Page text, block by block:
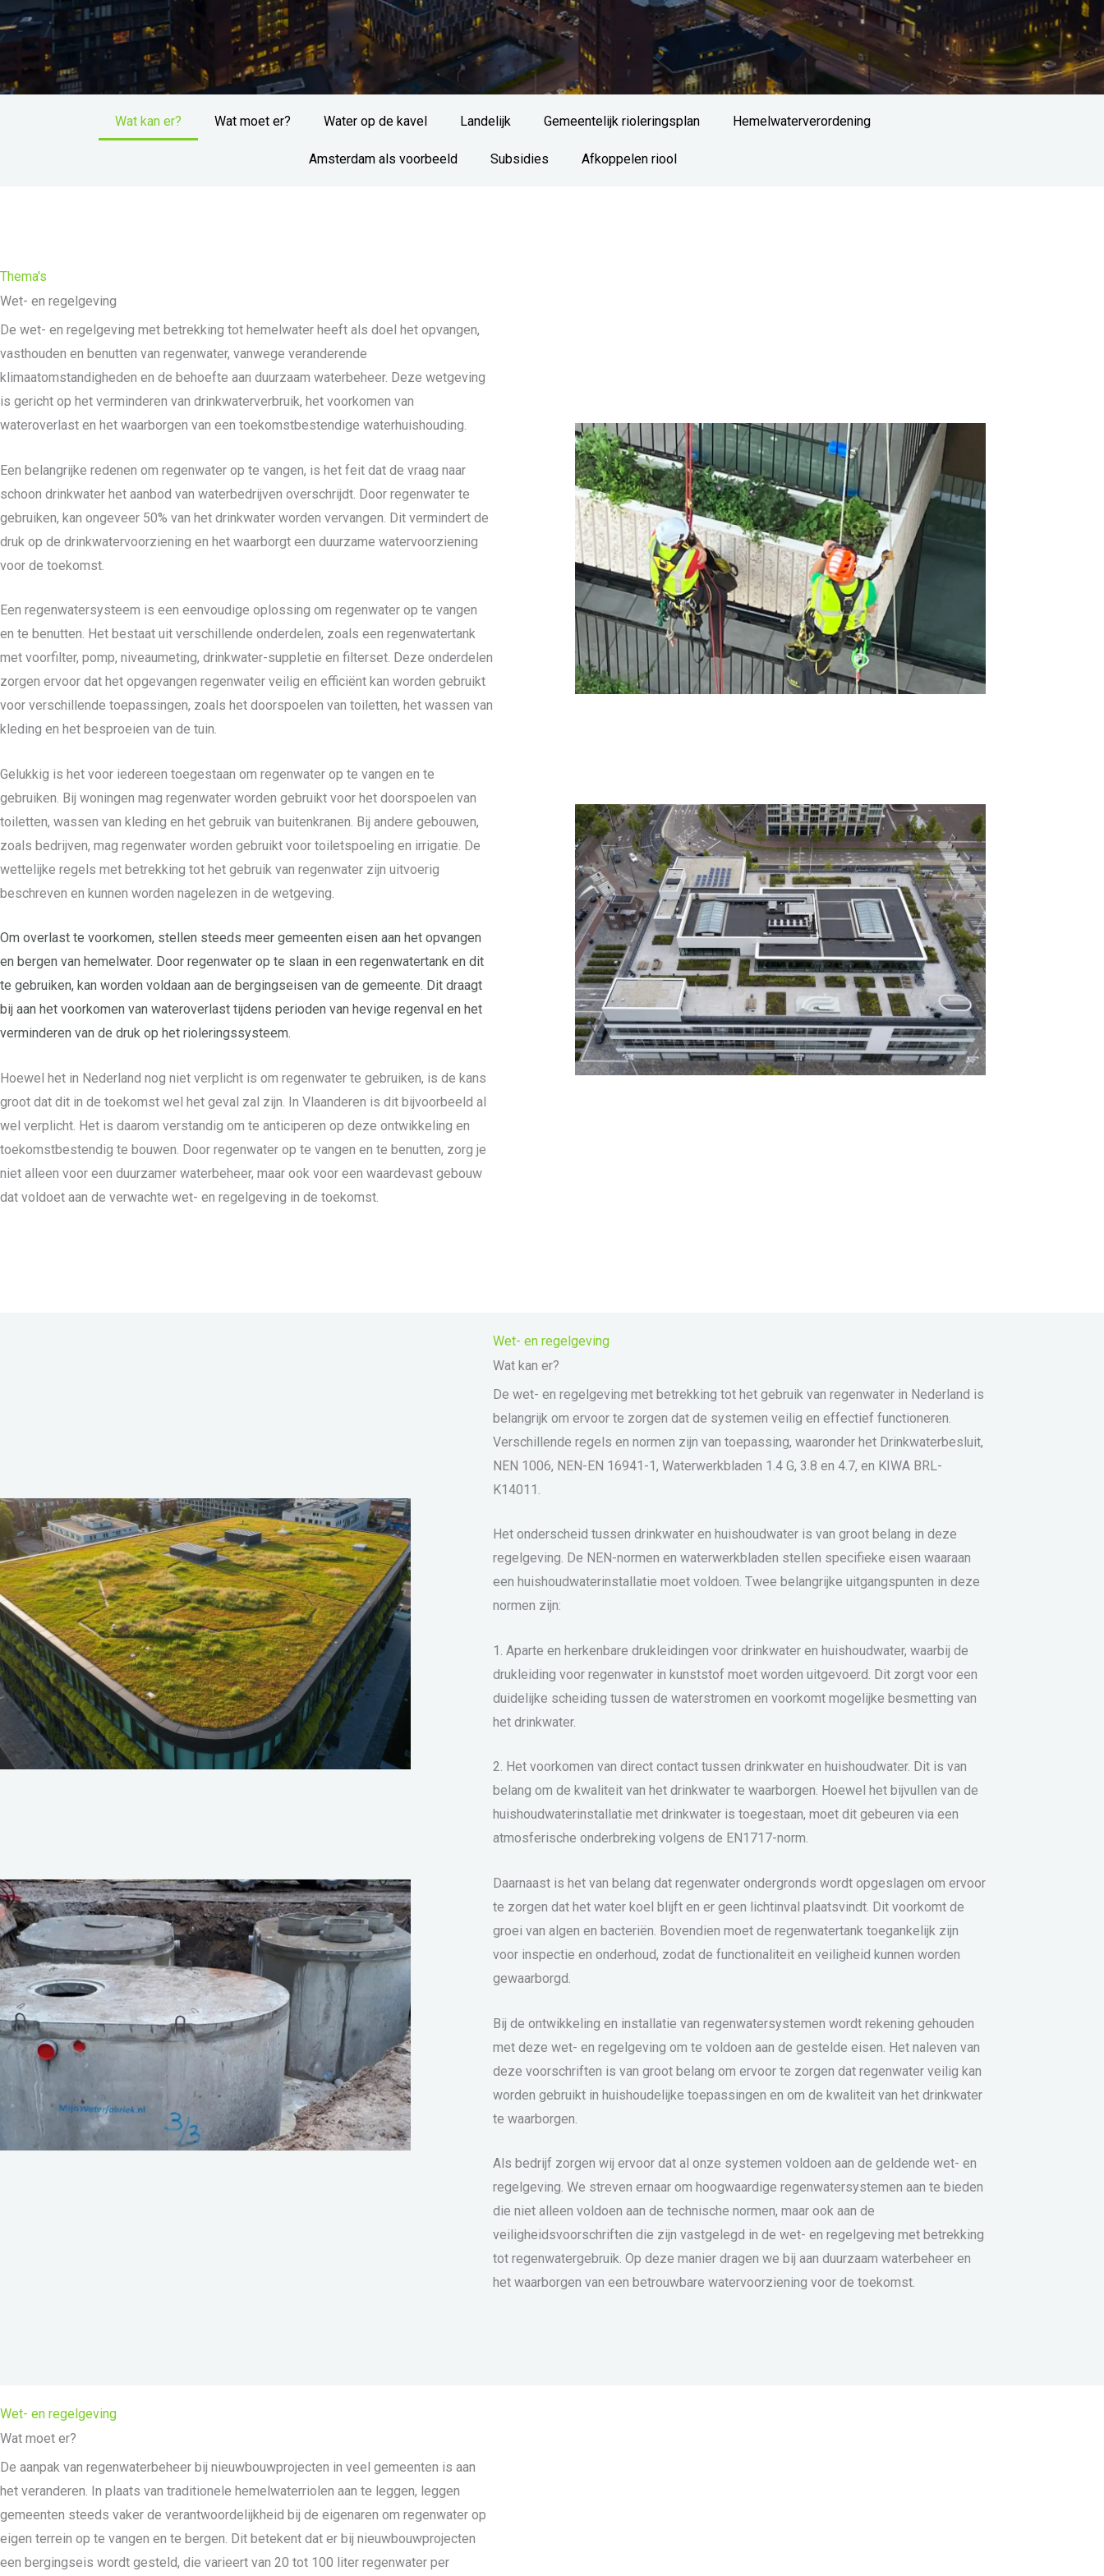
Wat kan er? Wat moet er? Water op de kavel Landelijk Gemeentelijk rioleringsplan Hemelwaterverordening
Amsterdam als voorbeeld Subsidies Afkoppelen riool
Thema's
Wet- en regelgeving
De wet- en regelgeving met betrekking tot hemelwater heeft als doel het opvangen,
vasthouden en benutten van regenwater, vanwege veranderende
klimaatomstandigheden en de behoefte aan duurzaam waterbeheer. Deze wetgeving
is gericht op het verminderen van drinkwaterverbruik, het voorkomen van
wateroverlast en het waarborgen van een toekomstbestendige waterhuishouding.
Een belangrijke redenen om regenwater op te vangen, is het feit dat de vraag naar
schoon drinkwater het aanbod van waterbedrijven overschrijdt. Door regenwater te
gebruiken, kan ongeveer 50% van het drinkwater worden vervangen. Dit vermindert de
druk op de drinkwatervoorziening en het waarborgt een duurzame watervoorziening
voor de toekomst.
Een regenwatersysteem is een eenvoudige oplossing om regenwater op te vangen
en te benutten. Het bestaat uit verschillende onderdelen, zoals een regenwatertank
met voorfilter, pomp, niveaumeting, drinkwater-suppletie en filterset. Deze onderdelen
zorgen ervoor dat het opgevangen regenwater veilig en efficiënt kan worden gebruikt
voor verschillende toepassingen, zoals het doorspoelen van toiletten, het wassen van
kleding en het besproeien van de tuin.
Gelukkig is het voor iedereen toegestaan om regenwater op te vangen en te
gebruiken. Bij woningen mag regenwater worden gebruikt voor het doorspoelen van
toiletten, wassen van kleding en het gebruik van buitenkranen. Bij andere gebouwen,
zoals bedrijven, mag regenwater worden gebruikt voor toiletspoeling en irrigatie. De
wettelijke regels met betrekking tot het gebruik van regenwater zijn uitvoerig
beschreven en kunnen worden nagelezen in de wetgeving.
Om overlast te voorkomen, stellen steeds meer gemeenten eisen aan het opvangen
en bergen van hemelwater. Door regenwater op te slaan in een regenwatertank en dit
te gebruiken, kan worden voldaan aan de bergingseisen van de gemeente. Dit draagt
bij aan het voorkomen van wateroverlast tijdens perioden van hevige regenval en het
verminderen van de druk op het rioleringssysteem.
Hoewel het in Nederland nog niet verplicht is om regenwater te gebruiken, is de kans
groot dat dit in de toekomst wel het geval zal zijn. In Vlaanderen is dit bijvoorbeeld al
wel verplicht. Het is daarom verstandig om te anticiperen op deze ontwikkeling en
toekomstbestendig te bouwen. Door regenwater op te vangen en te benutten, zorg je
niet alleen voor een duurzamer waterbeheer, maar ook voor een waardevast gebouw
dat voldoet aan de verwachte wet- en regelgeving in de toekomst.
Wet- en regelgeving
Wat kan er?
De wet- en regelgeving met betrekking tot het gebruik van regenwater in Nederland is
belangrijk om ervoor te zorgen dat de systemen veilig en effectief functioneren.
Verschillende regels en normen zijn van toepassing, waaronder het Drinkwaterbesluit,
NEN 1006, NEN-EN 16941-1, Waterwerkbladen 1.4 G, 3.8 en 4.7, en KIWA BRL-
K14011.
Het onderscheid tussen drinkwater en huishoudwater is van groot belang in deze
regelgeving. De NEN-normen en waterwerkbladen stellen specifieke eisen waaraan
een huishoudwaterinstallatie moet voldoen. Twee belangrijke uitgangspunten in deze
normen zijn:
1. Aparte en herkenbare drukleidingen voor drinkwater en huishoudwater, waarbij de
drukleiding voor regenwater in kunststof moet worden uitgevoerd. Dit zorgt voor een
duidelijke scheiding tussen de waterstromen en voorkomt mogelijke besmetting van
het drinkwater.
2. Het voorkomen van direct contact tussen drinkwater en huishoudwater. Dit is van
belang om de kwaliteit van het drinkwater te waarborgen. Hoewel het bijvullen van de
huishoudwaterinstallatie met drinkwater is toegestaan, moet dit gebeuren via een
atmosferische onderbreking volgens de EN1717-norm.
Daarnaast is het van belang dat regenwater ondergronds wordt opgeslagen om ervoor
te zorgen dat het water koel blijft en er geen lichtinval plaatsvindt. Dit voorkomt de
groei van algen en bacteriën. Bovendien moet de regenwatertank toegankelijk zijn
voor inspectie en onderhoud, zodat de functionaliteit en veiligheid kunnen worden
gewaarborgd.
Bij de ontwikkeling en installatie van regenwatersystemen wordt rekening gehouden
met deze wet- en regelgeving om te voldoen aan de gestelde eisen. Het naleven van
deze voorschriften is van groot belang om ervoor te zorgen dat regenwater veilig kan
worden gebruikt in huishoudelijke toepassingen en om de kwaliteit van het drinkwater
te waarborgen.
Als bedrijf zorgen wij ervoor dat al onze systemen voldoen aan de geldende wet- en
regelgeving. We streven ernaar om hoogwaardige regenwatersystemen aan te bieden
die niet alleen voldoen aan de technische normen, maar ook aan de
veiligheidsvoorschriften die zijn vastgelegd in de wet- en regelgeving met betrekking
tot regenwatergebruik. Op deze manier dragen we bij aan duurzaam waterbeheer en
het waarborgen van een betrouwbare watervoorziening voor de toekomst.
Wet- en regelgeving
Wat moet er?
De aanpak van regenwaterbeheer bij nieuwbouwprojecten in veel gemeenten is aan
het veranderen. In plaats van traditionele hemelwaterriolen aan te leggen, leggen
gemeenten steeds vaker de verantwoordelijkheid bij de eigenaren om regenwater op
eigen terrein op te vangen en te bergen. Dit betekent dat er bij nieuwbouwprojecten
een bergingseis wordt gesteld, die varieert van 20 tot 100 liter regenwater per